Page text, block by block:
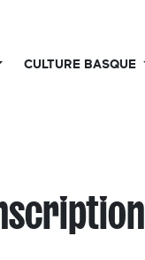
CULTURE BASQUE